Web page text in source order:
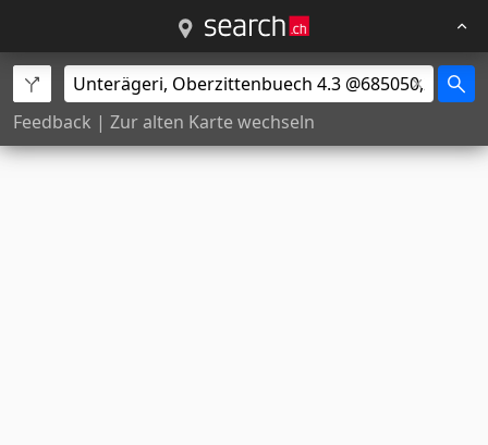
Feedback | Zur alten Karte wechseln